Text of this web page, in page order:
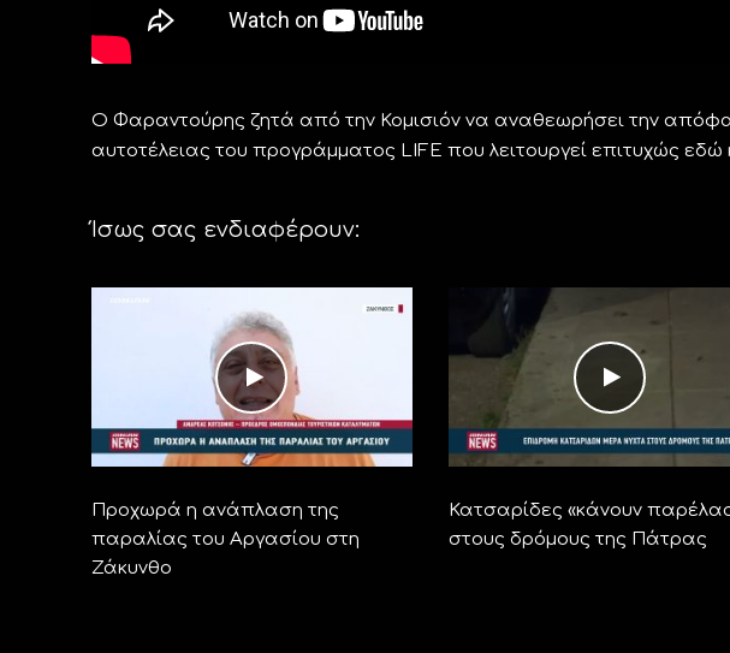
Ο Φαραντούρης ζητά από την Κομισιόν να αναθεωρήσει την
αυτοτέλειας του προγράμματος LIFE που λειτουργεί επιτυχώς εδώ
Ίσως σας ενδιαφέρουν:
Προχωρά η ανάπλαση της
παραλίας του Αργασίου στη
Ζάκυνθο
Κατσαρίδες «κάνουν
στους δρόμους της Πάτρας